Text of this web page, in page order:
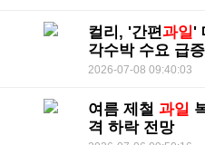
컬리, '간편과일 '
각수박 수요 급증
2026-07-08 09:40:03
여름 제철 과일
격 하락 전망